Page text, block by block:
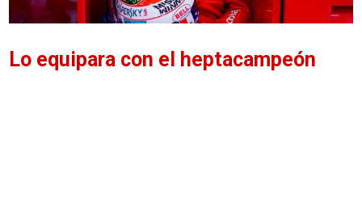
Lo equipara con el heptacampeón